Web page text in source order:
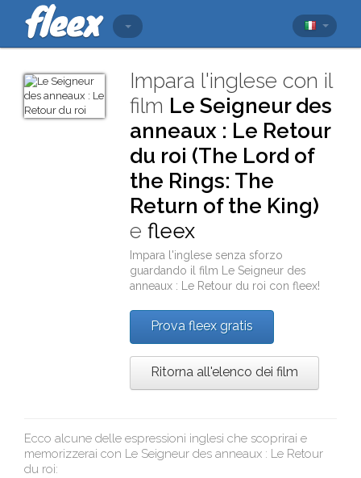
Impara l'inglese con il
film Le Seigneur des
anneaux : Le Retour
du roi (The Lord of
the Rings: The
Return of the King)
efleex
Impara l'inglese senza sforzo
guardando il film
Le Seigneur des
anneaux : Le Retour du roi confleex!
Prova fleex gratis
Ritorna all'elenco dei film
Ecco alcune delle espressioni inglesi che scoprirai e
memorizzerai con Le Seigneur des anneaux : Le Retour
du roi: